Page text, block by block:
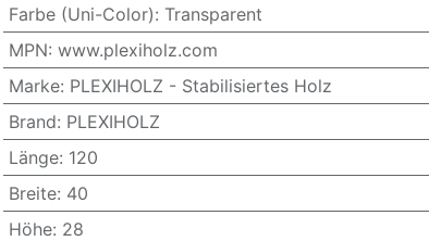
Farbe (Uni-Color): Transparent
MPN: www.plexiholz.com
Marke: PLEXIHOLZ - Stabilisiertes Holz
Brand: PLEXIHOLZ
Länge: 120
Breite: 40
Höhe: 28